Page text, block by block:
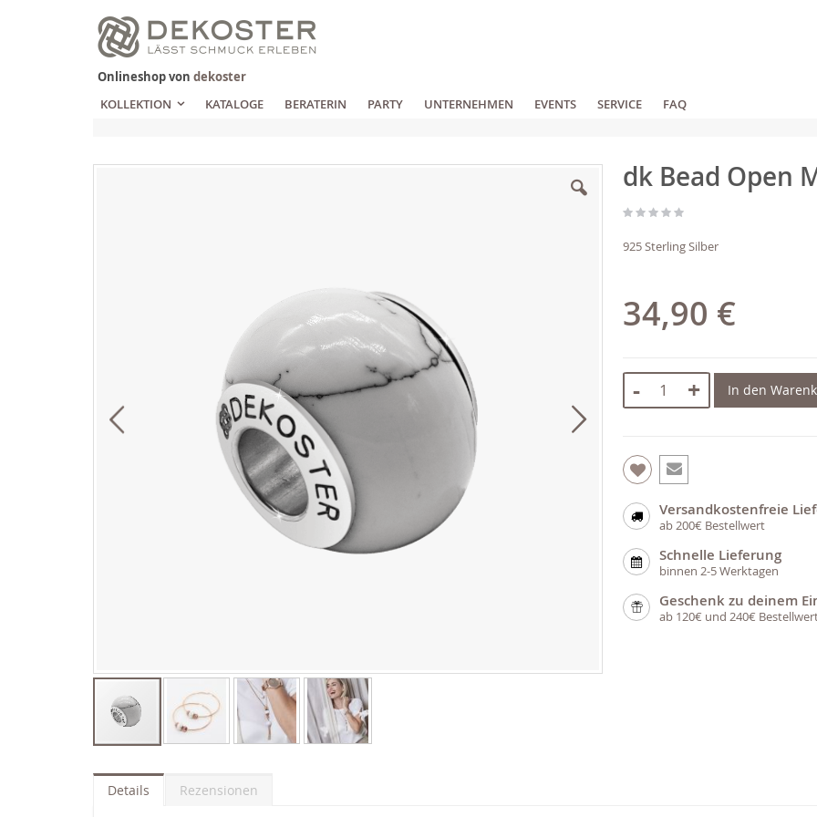
Zum
Inhalt
springen
Onlineshop von dekoster
KOLLEKTION
KATALOGE BERATERIN PARTY UNTERNEHMEN EVENTS SERVICE FAQ
Anfang
der
dk Bead Open
925 Sterling Silber
34,90 €
- + In den
Versandkostenfreie
ab 200€ Bestellwert
Schnelle Lieferung
binnen 2-5 Werktagen
Geschenk zu deinem
ab 120€ und 240€
Details Rezensionen